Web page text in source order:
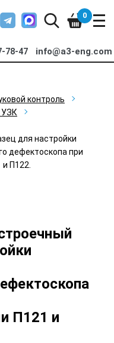
78-47 info@a3-eng.com
0
контроль
УЗК
для настройки
дефектоскопа при
П122.
П121 и